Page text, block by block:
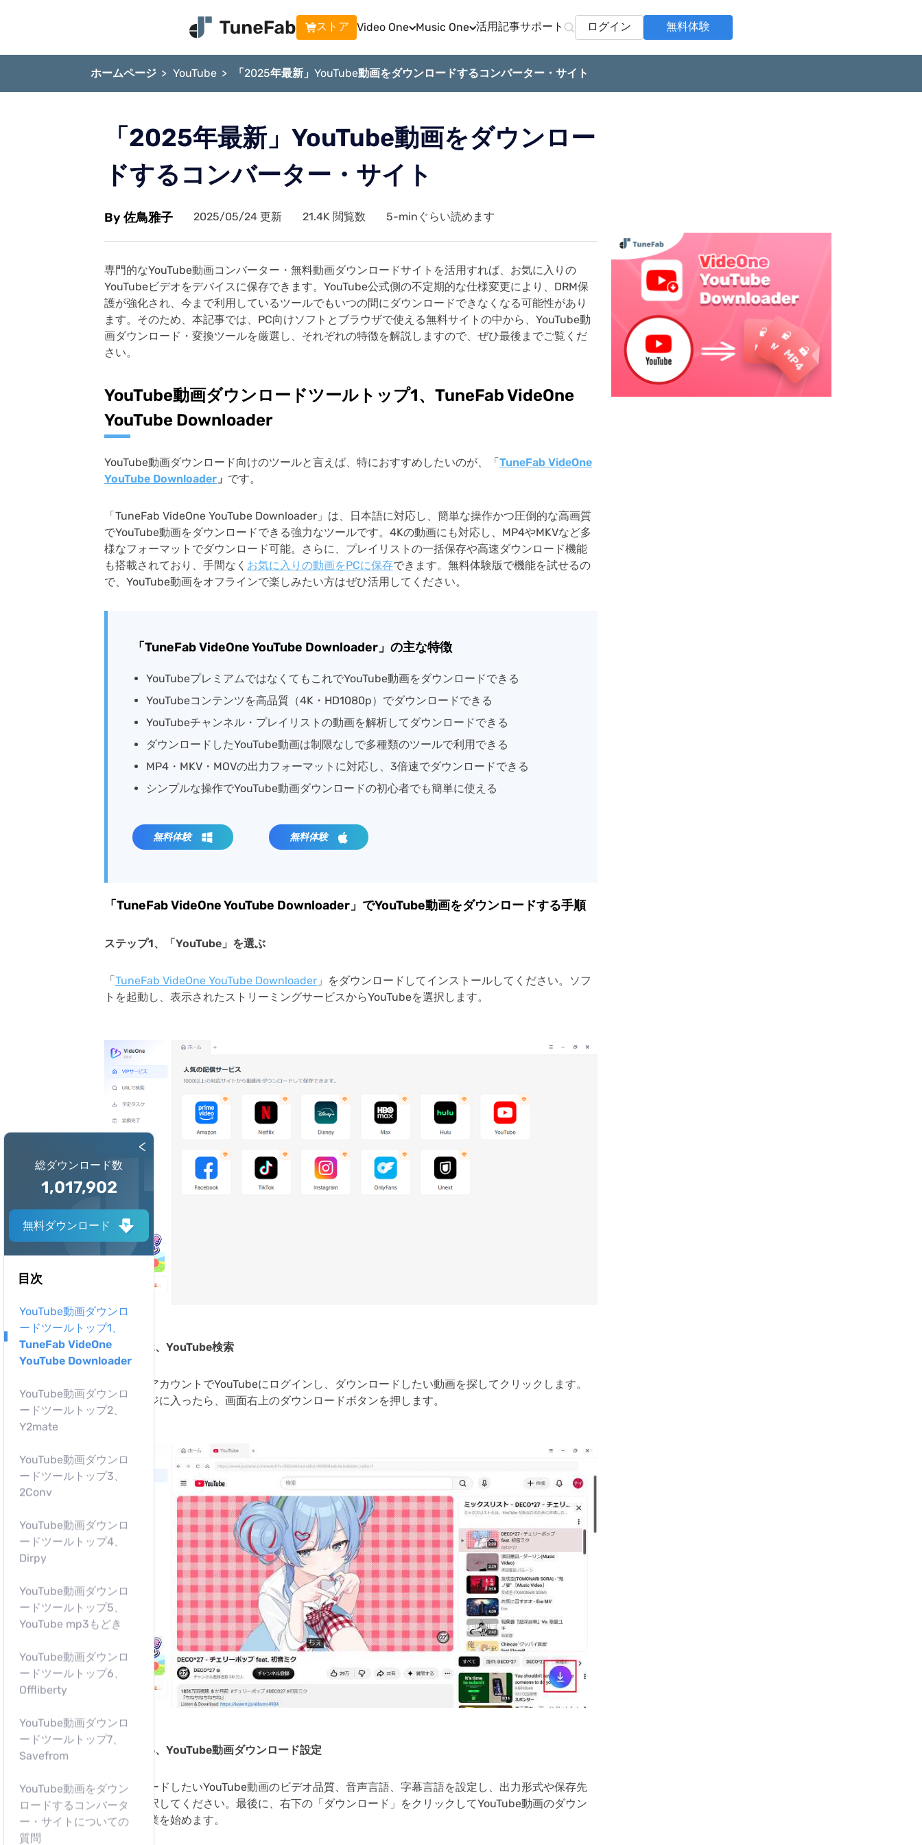
ストア Video One
TuneFab VideoOne
詳しく見る
アマプラ動画 ダウンローダー Youtube 動画 ダウンローダー
Netflix 動画 ダウンローダー
Netflixの動画をMP4で永久保存
U-NEXT 動画ダウンローダー
U−NEXTの動画をMP4で永久保存
Music One
TuneFab MusicOne
詳しく見る
Apple Music 変換 Spotify 音楽変換
Amazon Music 変換
Line Music 変換
Line Musicの曲をMP3で永久保存
活用記事サポート ログイン 無料体験
ホームページ YouTube 「2025年最新」YouTube動画をダウンロードするコンバーター・サイト
「2025年最新」YouTube動画をダウンロー
ドするコンバーター・サイト
By 佐鳥雅子 2025/05/24 更新 21.4K 閲覧数 5-minぐらい読めます
専門的なYouTube動画コンバーター・無料動画ダウンロードサイトを活用すれば、お気に入りの
YouTubeビデオをデバイスに保存できます。YouTube公式側の不定期的な仕様変更により、DRM保
護が強化され、今まで利用しているツールでもいつの間にダウンロードできなくなる可能性があり
ます。そのため、本記事では、PC向けソフトとブラウザで使える無料サイトの中から、YouTube動
画ダウンロード・変換ツールを厳選し、それぞれの特徴を解説しますので、ぜひ最後までご覧くだ
さい。
YouTube動画ダウンロードツールトップ1、 TuneFab VideOne
YouTube Downloader
YouTube動画ダウンロード向けのツールと言えば、特におすすめしたいのが、「TuneFab VideOne
YouTube Downloader 」 です。
「TuneFab VideOne YouTube Downloader」は、日本語に対応し、簡単な操作かつ圧倒的な高画質
でYouTube動画をダウンロードできる強力なツールです。4Kの動画にも対応し、MP4やMKVなど多
様なフォーマットでダウンロード可能。さらに、プレイリストの一括保存や高速ダウンロード機能
も搭載されており、手間なく お気に入りの動画をPCに保存できます。無料体験版で機能を試せるの
で、YouTube動画をオフラインで楽しみたい方はぜひ活用してください。
「TuneFab VideOne YouTube Downloader」の主な特徴
YouTubeプレミアムではなくてもこれでYouTube動画をダウンロードできる
YouTubeコンテンツを高品質（4K・HD1080p）でダウンロードできる
YouTubeチャンネル・プレイリストの動画を解析してダウンロードできる
ダウンロードしたYouTube動画は制限なしで多種類のツールで利用できる
MP4・MKV・MOVの出力フォーマットに対応し、3倍速でダウンロードできる
シンプルな操作でYouTube動画ダウンロードの初心者でも簡単に使える
無料体験 無料体験
「TuneFab VideOne YouTube Downloader」でYouTube動画をダウンロードする手順
ステップ1、「YouTube」を選ぶ
「TuneFab VideOne YouTube Downloader 」をダウンロードしてインストールしてください。ソフ
トを起動し、表示されたストリーミングサービスからYouTubeを選択します。
ステップ2、YouTube検索
お使いのアカウントでYouTubeにログインし、ダウンロードしたい動画を探してクリックします。
詳細ページに入ったら、画面右上のダウンロードボタンを押します。
ステップ3、YouTube動画ダウンロード設定
ダウンロードしたいYouTube動画のビデオ品質、音声言語、字幕言語を設定し、出力形式や保存先
なども選択してください。最後に、右下の「ダウンロード」をクリックしてYouTube動画のダウン
ロード作業を始めます。
<
総ダウンロード数
1,017,907
無料ダウンロード
目次
YouTube動画ダウンロ
ードツールトップ1、
TuneFab VideOne
YouTube Downloader
YouTube動画ダウンロ
ードツールトップ2、
Y2mate
YouTube動画ダウンロ
ードツールトップ3、
2Conv
YouTube動画ダウンロ
ードツールトップ4、
Dirpy
YouTube動画ダウンロ
ードツールトップ5、
YouTube mp3もどき
YouTube動画ダウンロ
ードツールトップ6、
Offliberty
YouTube動画ダウンロ
ードツールトップ7、
Savefrom
YouTube動画をダウン
ロードするコンバータ
ー・サイトについての
質問